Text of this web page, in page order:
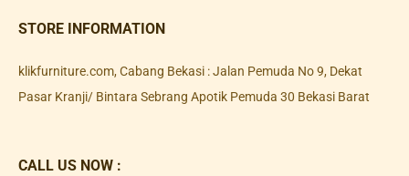
STORE INFORMATION
klikfurniture.com, Cabang Bekasi : Jalan Pemuda No 9, Dekat
Pasar Kranji/ Bintara Sebrang Apotik Pemuda 30 Bekasi Barat
CALL US NOW :